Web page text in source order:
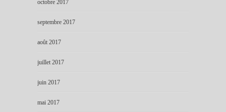
octobre 2017
septembre 2017
août 2017
juillet 2017
juin 2017
mai 2017